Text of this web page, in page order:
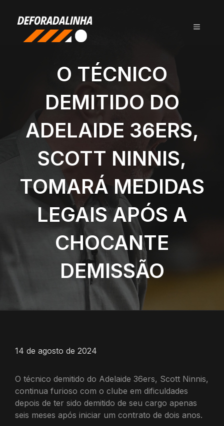
conteúdo
MENU
O TÉCNICO
DEMITIDO DO
ADELAIDE 36ERS,
SCOTT NINNIS,
TOMARÁ MEDIDAS
LEGAIS APÓS A
CHOCANTE
DEMISSÃO
14 de agosto de 2024
O técnico demitido do Adelaide 36ers, Scott Ninnis,
continua furioso com o clube em dificuldades
depois de ter sido demitido de seu cargo apenas
seis meses após iniciar um contrato de dois anos.